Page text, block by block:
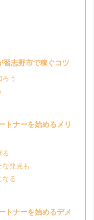
志野市で稼ぐコツ
う
トナーを始めるメリ
る
発見も
なる
トナーを始めるデメ